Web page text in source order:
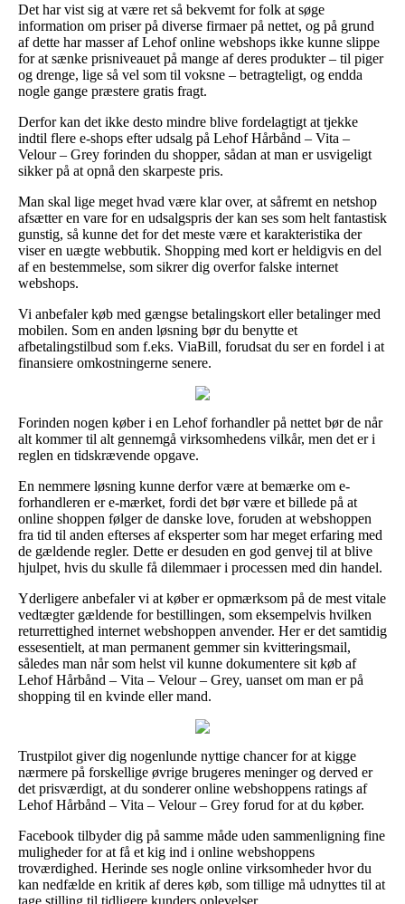
Det har vist sig at være ret så bekvemt for folk at søge
information om priser på diverse firmaer på nettet, og på grund
af dette har masser af Lehof online webshops ikke kunne slippe
for at sænke prisniveauet på mange af deres produkter – til piger
og drenge, lige så vel som til voksne – betragteligt, og endda
nogle gange præstere gratis fragt.
Derfor kan det ikke desto mindre blive fordelagtigt at tjekke
indtil flere e-shops efter udsalg på Lehof Hårbånd – Vita –
Velour – Grey forinden du shopper, sådan at man er usvigeligt
sikker på at opnå den skarpeste pris.
Man skal lige meget hvad være klar over, at såfremt en netshop
afsætter en vare for en udsalgspris der kan ses som helt fantastisk
gunstig, så kunne det for det meste være et karakteristika der
viser en uægte webbutik. Shopping med kort er heldigvis en del
af en bestemmelse, som sikrer dig overfor falske internet
webshops.
Vi anbefaler køb med gængse betalingskort eller betalinger med
mobilen. Som en anden løsning bør du benytte et
afbetalingstilbud som f.eks. ViaBill, forudsat du ser en fordel i at
finansiere omkostningerne senere.
Forinden nogen køber i en Lehof forhandler på nettet bør de når
alt kommer til alt gennemgå virksomhedens vilkår, men det er i
reglen en tidskrævende opgave.
En nemmere løsning kunne derfor være at bemærke om e-
forhandleren er e-mærket, fordi det bør være et billede på at
online shoppen følger de danske love, foruden at webshoppen
fra tid til anden efterses af eksperter som har meget erfaring med
de gældende regler. Dette er desuden en god genvej til at blive
hjulpet, hvis du skulle få dilemmaer i processen med din handel.
Yderligere anbefaler vi at køber er opmærksom på de mest vitale
vedtægter gældende for bestillingen, som eksempelvis hvilken
returrettighed internet webshoppen anvender. Her er det samtidig
essesentielt, at man permanent gemmer sin kvitteringsmail,
således man når som helst vil kunne dokumentere sit køb af
Lehof Hårbånd – Vita – Velour – Grey, uanset om man er på
shopping til en kvinde eller mand.
Trustpilot giver dig nogenlunde nyttige chancer for at kigge
nærmere på forskellige øvrige brugeres meninger og derved er
det prisværdigt, at du sonderer online webshoppens ratings af
Lehof Hårbånd – Vita – Velour – Grey forud for at du køber.
Facebook tilbyder dig på samme måde uden sammenligning fine
muligheder for at få et kig ind i online webshoppens
troværdighed. Herinde ses nogle online virksomheder hvor du
kan nedfælde en kritik af deres køb, som tillige må udnyttes til at
tage stilling til tidligere kunders oplevelser.